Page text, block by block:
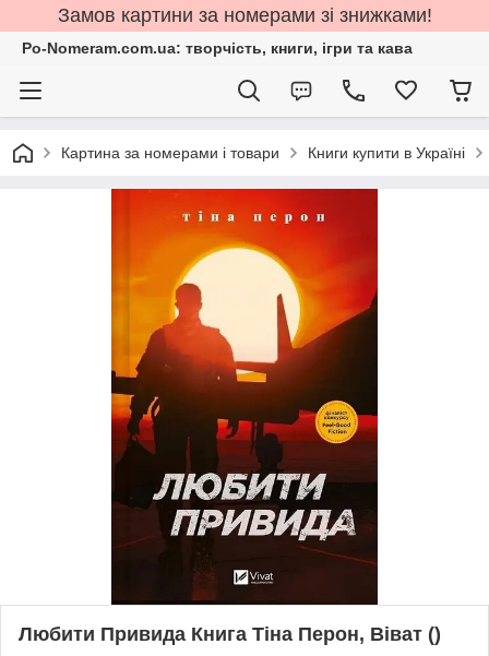
Замов картини за номерами зі знижками!
Po-Nomeram.com.ua: творчість, книги, ігри та кава
Картина за номерами і товари Книги купити в Україні
Любити Привида Книга Тіна Перон, Віват ()